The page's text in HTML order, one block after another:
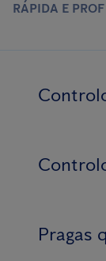
RÁPIDA E
Pragas